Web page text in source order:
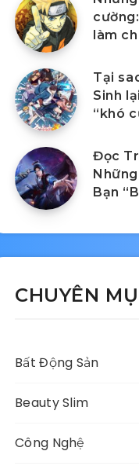
làm
Tại
Sinh
“khó
Đọc
Bạn
CHUYÊN
Bất Động Sản
Beauty Slim
Công Nghệ